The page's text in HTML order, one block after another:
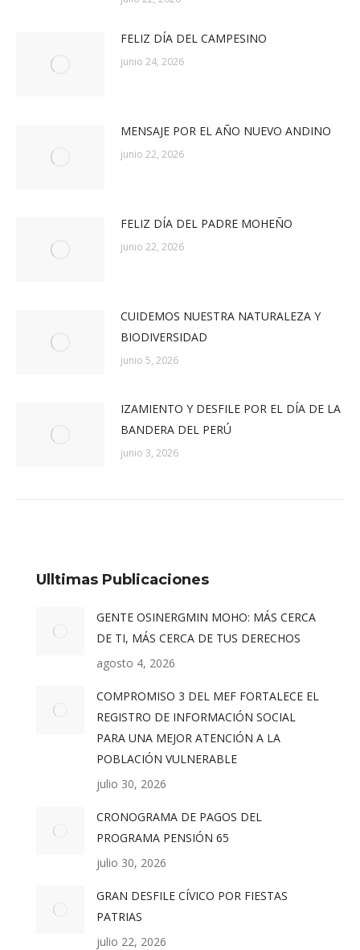
FELIZ DÍA DEL CAMPESINO
junio 24, 2026
MENSAJE POR EL AÑO NUEVO ANDINO
junio 22, 2026
FELIZ DÍA DEL PADRE MOHEÑO
junio 22, 2026
CUIDEMOS NUESTRA NATURALEZA Y
BIODIVERSIDAD
junio 5, 2026
IZAMIENTO Y DESFILE POR EL DÍA DE LA
BANDERA DEL PERÚ
junio 3, 2026
Ulltimas Publicaciones
GENTE OSINERGMIN MOHO: MÁS CERCA
DE TI, MÁS CERCA DE TUS DERECHOS
agosto 4, 2026
COMPROMISO 3 DEL MEF FORTALECE EL
REGISTRO DE INFORMACIÓN SOCIAL
PARA UNA MEJOR ATENCIÓN A LA
POBLACIÓN VULNERABLE
julio 30, 2026
CRONOGRAMA DE PAGOS DEL
PROGRAMA PENSIÓN 65
julio 30, 2026
GRAN DESFILE CÍVICO POR FIESTAS
PATRIAS
julio 22, 2026